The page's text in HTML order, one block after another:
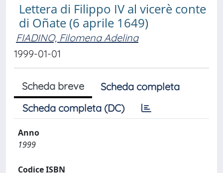
Lettera di Filippo IV al vicerè conte
di Oñate (6 aprile 1649)
FIADINO, Filomena Adelina
1999-01-01
Scheda breve
Scheda completa
Scheda completa (DC)
Anno
1999
Codice ISBN